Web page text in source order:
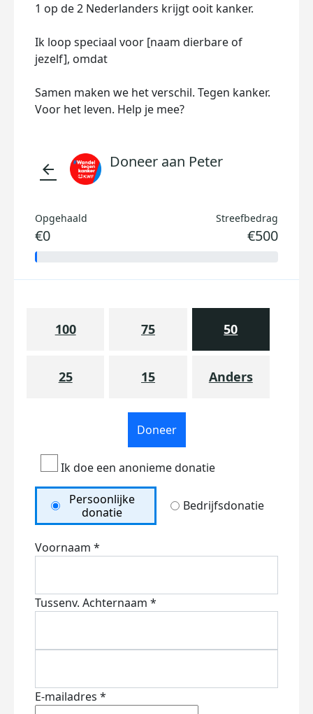
1 op de 2 Nederlanders krijgt ooit kanker.
Ik loop speciaal voor [naam dierbare of
jezelf], omdat
Samen maken we het verschil. Tegen kanker.
Voor het leven. Help je mee?
arrow_back Doneer aan Peter
Opgehaald
€0
Streefbedrag
€500
100 75 50
25 15 Anders
Doneer
Ik doe een anonieme donatie
Persoonlijke
donatie
Bedrijfsdonatie
Voornaam *
Tussenv. Achternaam *
E-mailadres *